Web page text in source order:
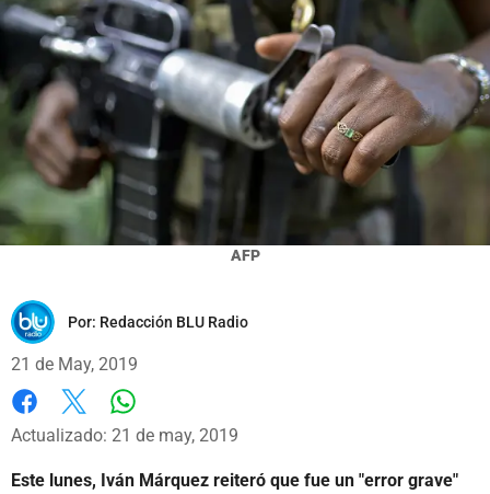
AFP
Por: Redacción BLU Radio
21 de May, 2019
Facebook
X
Actualizado: 21 de may, 2019
Este lunes, Iván Márquez reiteró que fue un "error grave"